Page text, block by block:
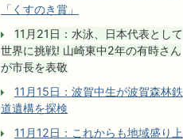
「くすのき賞」
11月21日：水泳、日本代表として
世界に挑戦! 山崎東中2年の有時さん
が市長を表敬
11月15日：波賀中生が波賀森林鉄
道遺構を探検
11月12日：これからも地域盛り上